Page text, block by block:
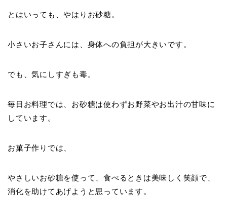
とはいっても、やはりお砂糖。
小さいお子さんには、身体への負担が大きいです。
でも、気にしすぎも毒。
毎日お料理では、お砂糖は使わずお野菜やお出汁の甘味に
しています。
お菓子作りでは、
やさしいお砂糖を使って、食べるときは美味しく笑顔で、
消化を助けてあげようと思っています。